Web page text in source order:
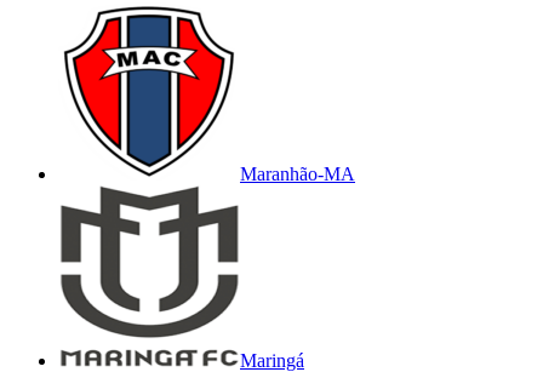
Maranhão-MA
Maringá